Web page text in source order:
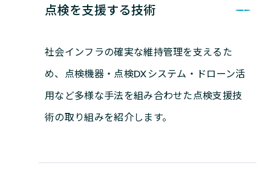
点検を支援する技術
社会インフラの確実な維持管理を支えるた
め、点検機器・点検DXシステム・ドローン活
用など多様な手法を組み合わせた点検支援技
術の取り組みを紹介します。